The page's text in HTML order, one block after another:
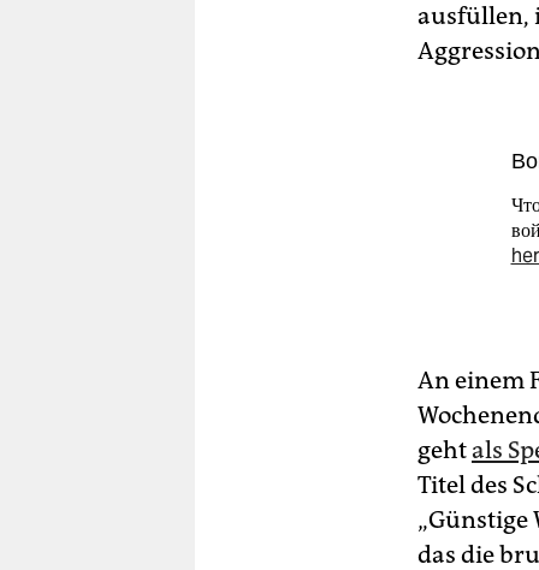
ausfüllen,
An einem
geht als
Titel des
„Günstige
das die